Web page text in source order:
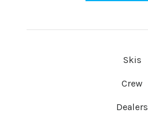
Skis
Crew
Dealers